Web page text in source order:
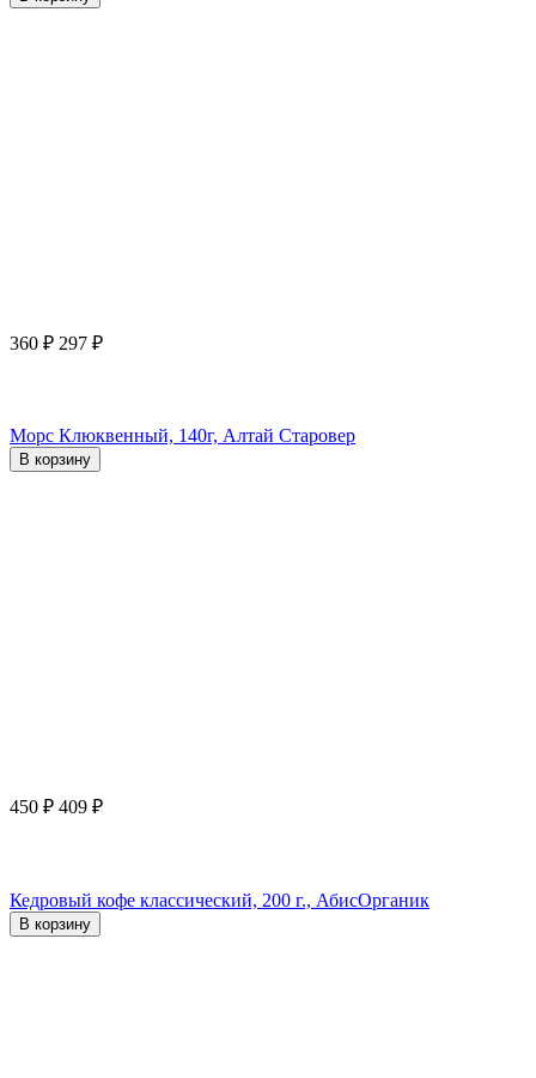
360 ₽ 297 ₽
Морс Клюквенный, 140г, Алтай Старовер
В корзину
450 ₽ 409 ₽
Кедровый кофе классический, 200 г., АбисОрганик
В корзину